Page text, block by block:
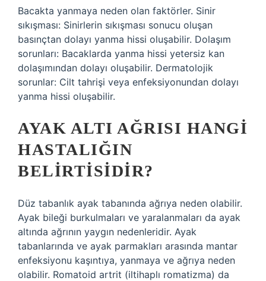
Bacakta yanmaya neden olan faktörler. Sinir
sıkışması: Sinirlerin sıkışması sonucu oluşan
basınçtan dolayı yanma hissi oluşabilir. Dolaşım
sorunları: Bacaklarda yanma hissi yetersiz kan
dolaşımından dolayı oluşabilir. Dermatolojik
sorunlar: Cilt tahrişi veya enfeksiyonundan dolayı
yanma hissi oluşabilir.
AYAK ALTI AĞRISI HANGI
HASTALIĞIN
BELIRTISIDIR?
Düz tabanlık ayak tabanında ağrıya neden olabilir.
Ayak bileği burkulmaları ve yaralanmaları da ayak
altında ağrının yaygın nedenleridir. Ayak
tabanlarında ve ayak parmakları arasında mantar
enfeksiyonu kaşıntıya, yanmaya ve ağrıya neden
olabilir. Romatoid artrit (iltihaplı romatizma) da